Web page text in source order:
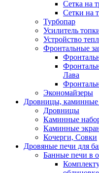
Сетка на
Сетки на
Турбопар
Усилитель
Устройство
Фронтальные
Лава
Экономайзеры
Дровницы,
Дровницы
Каминные
Каминные
Кочерги, Совки
Дровяные печи для
Банные печи в